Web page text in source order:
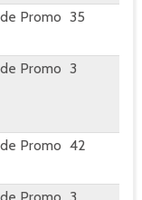
Promo 35
Promo 3
Promo 42